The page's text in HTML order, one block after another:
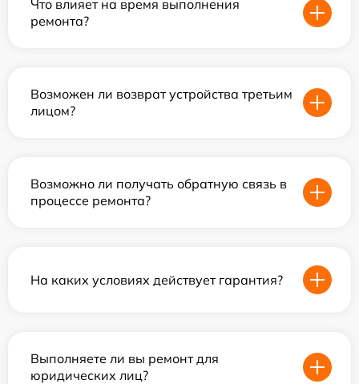
Что влияет на время выполнения
ремонта?
Возможен ли возврат устройства третьим
лицом?
Возможно ли получать обратную связь в
процессе ремонта?
На каких условиях действует гарантия?
Выполняете ли вы ремонт для
юридических лиц?